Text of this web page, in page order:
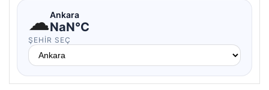
☁Ankara
NaN°C
ŞEHIR SEÇ